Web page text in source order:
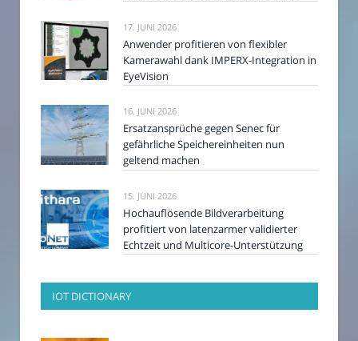
17. JUNI 2026
Anwender profitieren von flexibler
Kamerawahl dank IMPERX-Integration in
EyeVision
16. JUNI 2026
Ersatzansprüche gegen Senec für
gefährliche Speichereinheiten nun
geltend machen
15. JUNI 2026
Hochauflösende Bildverarbeitung
profitiert von latenzarmer validierter
Echtzeit und Multicore-Unterstützung
IOT DICTIONARY